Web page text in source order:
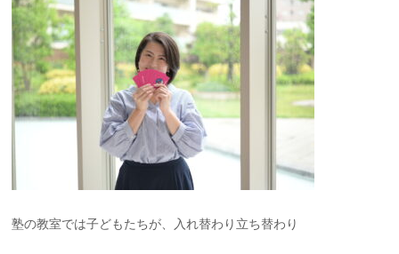
塾の教室では子どもたちが、入れ替わり立ち替わり